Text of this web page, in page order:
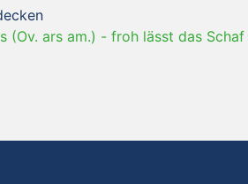
(Ov. ars am.) - froh lässt das